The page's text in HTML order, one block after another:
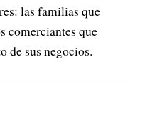
las familias que
comerciantes que
de sus negocios.